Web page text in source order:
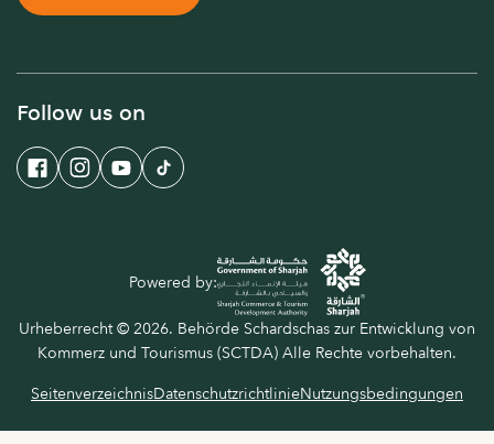
Follow us on
Urheberrecht © 2026. Behörde Schardschas zur Entwicklung von
Kommerz und Tourismus (SCTDA) Alle Rechte vorbehalten.
SeitenverzeichnisDatenschutzrichtlinieNutzungsbedingungen
Powered by: